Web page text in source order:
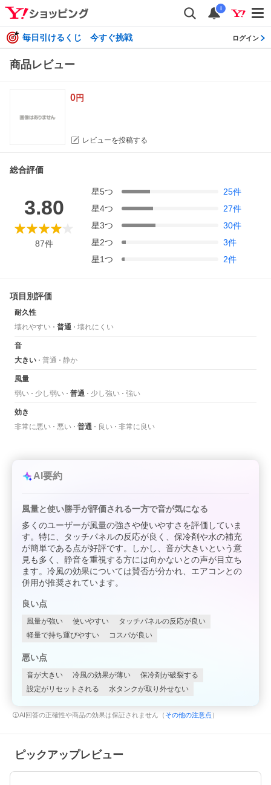
i
毎日引けるくじ 今すぐ挑戦 ログイン
商品レビュー
0円
レビューを投稿する
総合評価
3.80
87件
星5つ 25件
星4つ 27件
星3つ 30件
星2つ 3件
星1つ 2件
項目別評価
耐久性
壊れやすい
普通 壊れにくい
音
大きい
普通 静か
風量
弱い
少し弱い 普通 少し強い 強い
効き
非常に悪い
悪い 普通 良い 非常に良い
AI要約
風量と使い勝手が評価される一方で音が気になる
多くのユーザーが風量の強さや使いやすさを評価していま
す。特に、タッチパネルの反応が良く、保冷剤や水の補充
が簡単である点が好評です。しかし、音が大きいという意
見も多く、静音を重視する方には向かないとの声が目立ち
ます。冷風の効果については賛否が分かれ、エアコンとの
併用が推奨されています。
良い点
風量が強い 使いやすい
タッチパネルの反応が良い
軽量で持ち運びやすい
コスパが良い
悪い点
音が大きい 冷風の効果が薄い
保冷剤が破裂する
設定がリセットされる
水タンクが取り外せない
AI回答の正確性や商品の効果は保証されません（ その他の注意点 ）
ピックアップレビュー